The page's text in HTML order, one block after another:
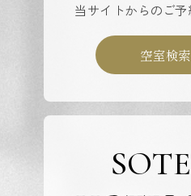
当サイトからのご
空室検索